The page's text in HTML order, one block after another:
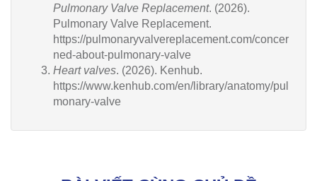
Pulmonary Valve Replacement. (2026).
Pulmonary Valve Replacement.
https://pulmonaryvalvereplacement.com/concer
ned-about-pulmonary-valve
Heart valves. (2026). Kenhub.
https://www.kenhub.com/en/library/anatomy/pul
monary-valve